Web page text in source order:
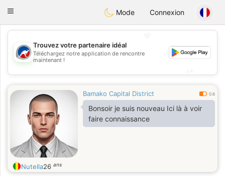
AustraliaChat
Toggle
Mode Connexion
💖
💕
Trouvez votre partenaire idéal
Téléchargez notre application de rencontre
maintenant !
Bamako Capital District 0.6
Bonsoir je suis nouveau Ici là à voir
faire connaissance
Nutella26 ans